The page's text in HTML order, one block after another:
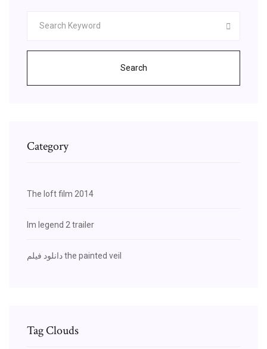
Search
Category
The loft film 2014
Im legend 2 trailer
دانلود فیلم the painted veil
Tag Clouds